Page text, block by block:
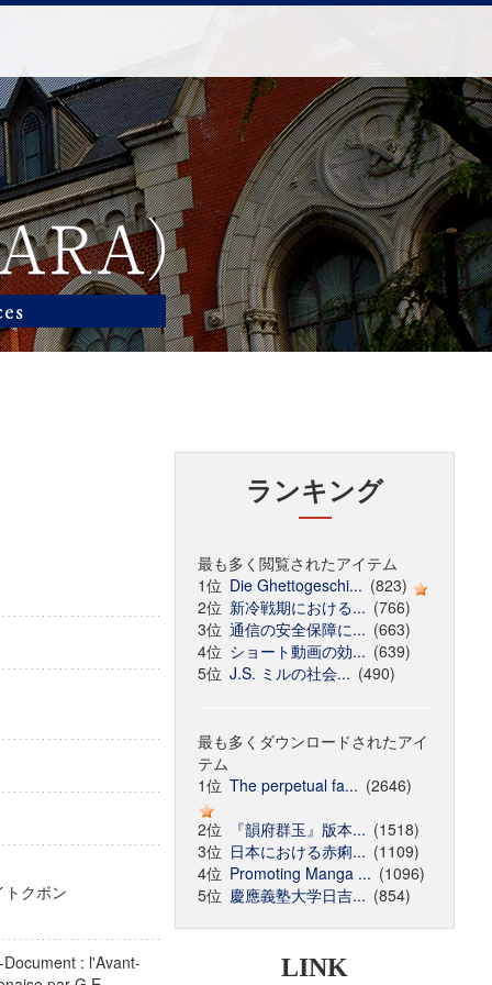
トクボン
: l'Avant-
ランキング
最も多く閲覧されたアイテム
1位 Die Ghettogeschi... (823)
2位 新冷戦期における... (766)
3位 通信の安全保障に... (663)
4位 ショート動画の効... (639)
5位 J.S. ミルの社会... (490)
最も多くダウンロードされたアイ
テム
1位 The perpetual fa... (2646)
2位
『韻府群玉』版本... (1518)
3位 日本における赤痢... (1109)
4位 Promoting Manga ... (1096)
5位 慶應義塾大学日吉... (854)
LINK